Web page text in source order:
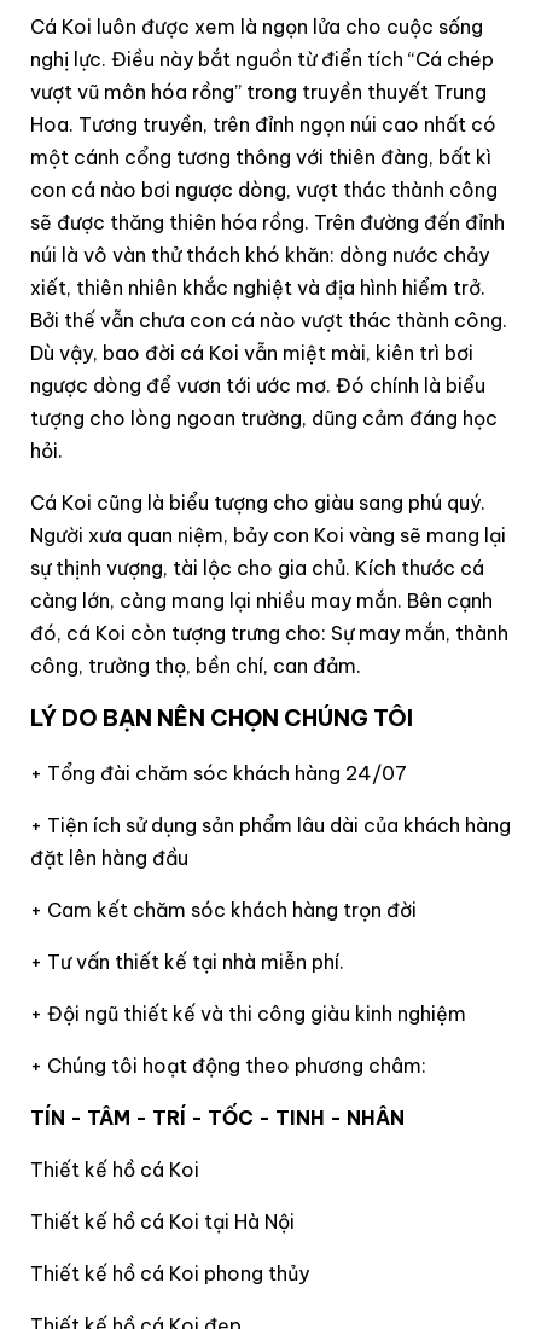
Cá Koi luôn được xem là ngọn lửa cho cuộc sống
nghị lực. Điều này bắt nguồn từ điển tích “Cá chép
vượt vũ môn hóa rồng” trong truyền thuyết Trung
Hoa. Tương truyền, trên đỉnh ngọn núi cao nhất có
một cánh cổng tương thông với thiên đàng, bất kì
con cá nào bơi ngược dòng, vượt thác thành công
sẽ được thăng thiên hóa rồng. Trên đường đến đỉnh
núi là vô vàn thử thách khó khăn: dòng nước chảy
xiết, thiên nhiên khắc nghiệt và địa hình hiểm trở.
Bởi thế vẫn chưa con cá nào vượt thác thành công.
Dù vậy, bao đời cá Koi vẫn miệt mài, kiên trì bơi
ngược dòng để vươn tới ước mơ. Đó chính là biểu
tượng cho lòng ngoan trường, dũng cảm đáng học
hỏi.
Cá Koi cũng là biểu tượng cho giàu sang phú quý.
Người xưa quan niệm, bảy con Koi vàng sẽ mang lại
sự thịnh vượng, tài lộc cho gia chủ. Kích thước cá
càng lớn, càng mang lại nhiều may mắn. Bên cạnh
đó, cá Koi còn tượng trưng cho: Sự may mắn, thành
công, trường thọ, bền chí, can đảm.
LÝ DO BẠN NÊN CHỌN CHÚNG TÔI
+ Tổng đài chăm sóc khách hàng 24/07
+ Tiện ích sử dụng sản phẩm lâu dài của khách hàng
đặt lên hàng đầu
+ Cam kết chăm sóc khách hàng trọn đời
+ Tư vấn thiết kế tại nhà miễn phí.
+ Đội ngũ thiết kế và thi công giàu kinh nghiệm
+ Chúng tôi hoạt động theo phương châm:
TÍN - TÂM - TRÍ - TỐC - TINH - NHÂN
Thiết kế hồ cá Koi
Thiết kế hồ cá Koi tại Hà Nội
Thiết kế hồ cá Koi phong thủy